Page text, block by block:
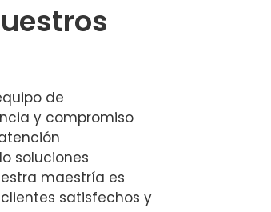
de
y compromiso
soluciones
maestría es
satisfechos y